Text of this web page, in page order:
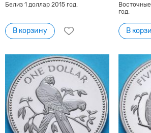
Белиз 1 доллар 2015 год.
В корзину
год.
В